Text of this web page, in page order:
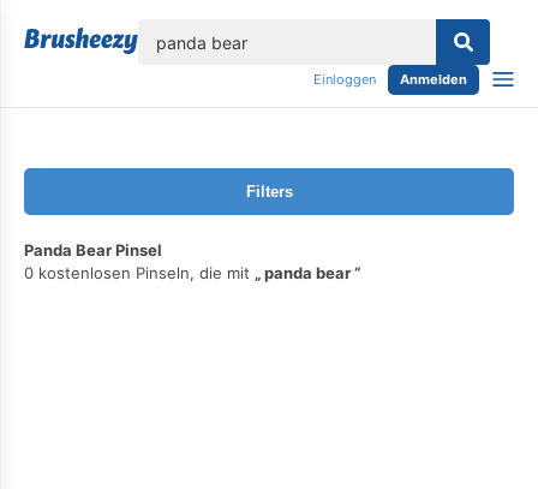
Einloggen Anmelden
Filters
Panda Bear Pinsel
0 kostenlosen Pinseln, die mit
panda bear